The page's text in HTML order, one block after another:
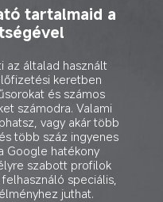
tartalmaid a
az általad használt
keretben
és számos
számodra. Valami
vagy akár több
több száz ingyenes
Google hatékony
szabott profilok
speciális,
juthat.